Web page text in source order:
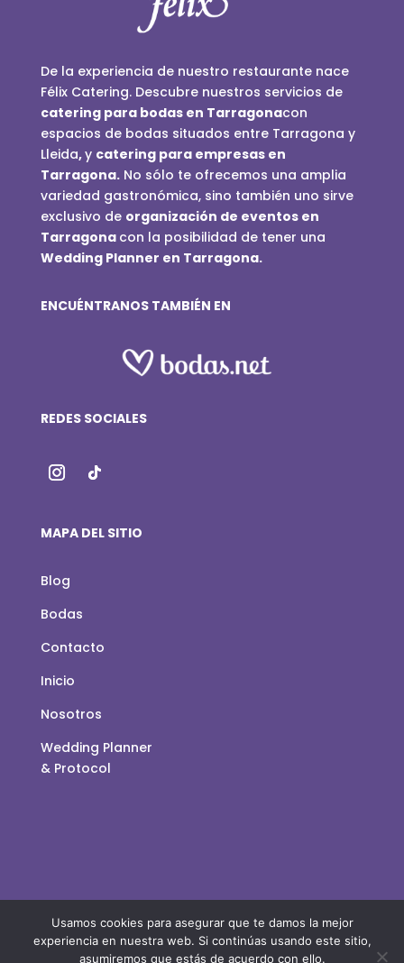
De la experiencia de nuestro restaurante nace
Félix Catering. Descubre nuestros servicios de
catering para bodas en Tarragonacon
espacios de bodas situados entre Tarragona y
Lleida,y catering para empresas en
Tarragona.No sólo te ofrecemos una amplia
variedad gastronómica, sino también uno sirve
exclusivo de organización de eventos en
Tarragona con la posibilidad de tener una
Wedding Planner en Tarragona.
ENCUÉNTRANOS TAMBIÉN EN
REDES SOCIALES
MAPA DEL SITIO
Blog
Bodas
Contacto
Inicio
Nosotros
Wedding Planner
& Protocol
Usamos cookies para asegurar que te damos la mejor
experiencia en nuestra web. Si continúas usando este sitio,
asumiremos que estás de acuerdo con ello.